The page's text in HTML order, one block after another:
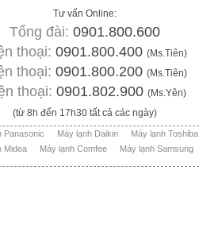
Tư vấn Online:
Tổng đài: 0901.800.600
thoại: 0901.800.400 (Ms.Tiên)
thoại: 0901.800.200 (Ms.Tiên)
thoại: 0901.802.900 (Ms.Yên)
(từ 8h đến 17h30 tất cả các ngày)
Panasonic Máy lạnh Daikin Máy lạnh Toshiba
Midea
Máy lạnh Comfee Máy lạnh Samsung